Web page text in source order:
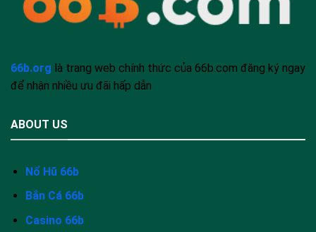
66b.org là trang web chính thức của 66b.com đăng ký ngay
để nhận nhiều ưu đãi hấp dẫn
ABOUT US
Nổ Hũ 66b
Bắn Cá 66b
Casino 66b